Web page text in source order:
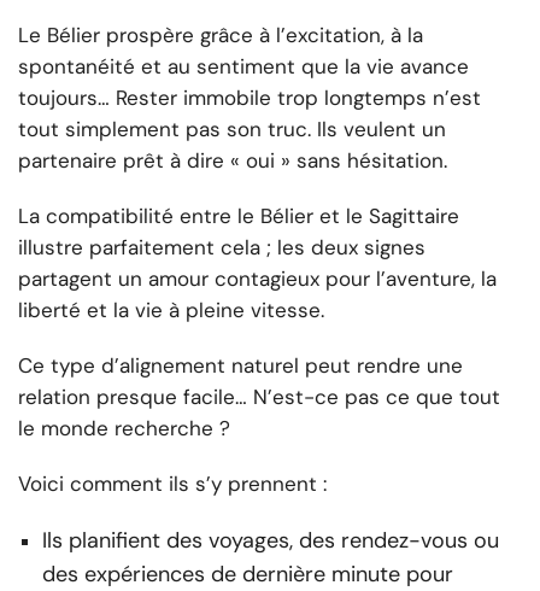
Le Bélier prospère grâce à l’excitation, à la
spontanéité et au sentiment que la vie avance
toujours… Rester immobile trop longtemps n’est
tout simplement pas son truc. Ils veulent un
partenaire prêt à dire « oui » sans hésitation.
La compatibilité entre le Bélier et le Sagittaire
illustre parfaitement cela ; les deux signes
partagent un amour contagieux pour l’aventure, la
liberté et la vie à pleine vitesse.
Ce type d’alignement naturel peut rendre une
relation presque facile… N’est-ce pas ce que tout
le monde recherche ?
Voici comment ils s’y prennent :
Ils planifient des voyages, des rendez-vous ou
des expériences de dernière minute pour